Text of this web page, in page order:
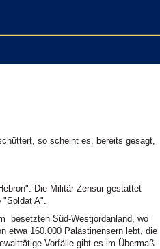
so scheint es, bereits gesagt,
Die Militär-Zensur gestattet
"Soldat A".
besetzten Süd-Westjordanland, wo
etwa 160.000 Palästinensern lebt, die
Vorfälle gibt es im Übermaß.